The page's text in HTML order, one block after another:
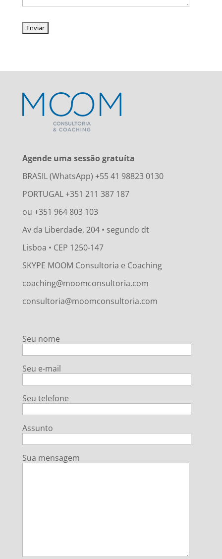
Agende uma sessão gratuíta
BRASIL (WhatsApp) +55 41 98823 0130
PORTUGAL +351 211 387 187
ou +351 964 803 103
Av da Liberdade, 204 • segundo dt
Lisboa • CEP 1250-147
SKYPE MOOM Consultoria e Coaching
coaching@moomconsultoria.com
consultoria@moomconsultoria.com
Seu nome
Seu e-mail
Seu telefone
Assunto
Sua mensagem